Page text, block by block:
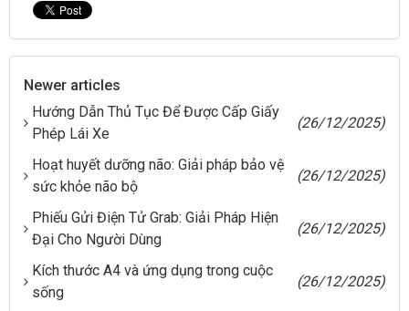
Newer articles
Hướng Dẫn Thủ Tục Để Được Cấp Giấy
Phép Lái Xe
(26/12/2025)
Hoạt huyết dưỡng não: Giải pháp bảo vệ
sức khỏe não bộ
(26/12/2025)
Phiếu Gửi Điện Tử Grab: Giải Pháp Hiện
Đại Cho Người Dùng
(26/12/2025)
Kích thước A4 và ứng dụng trong cuộc
sống
(26/12/2025)